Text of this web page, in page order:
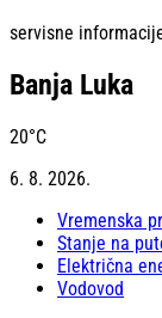
servisne
Banja Luka
20°C
6. 8. 2026.
Vremenska
Stanje na
Električna
Vodovod